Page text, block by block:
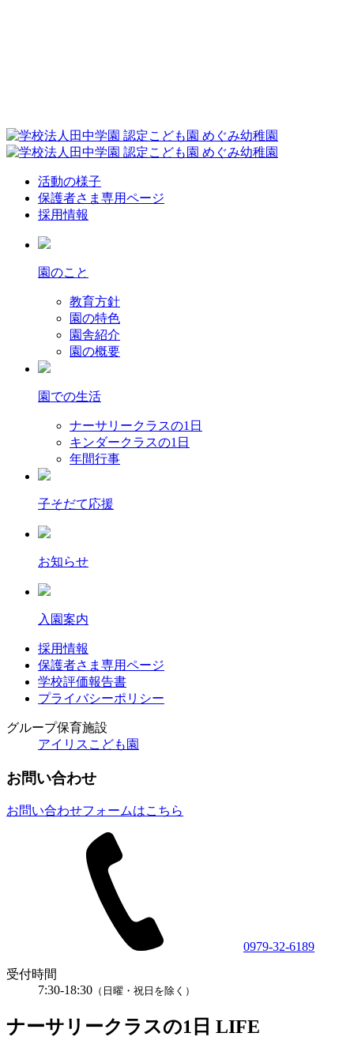
活動の様子
保護者さま専用ページ
採用情報
園のこと
教育方針
園の特色
園舎紹介
園の概要
園での生活
ナーサリークラスの1日
キンダークラスの1日
年間行事
子そだて応援
お知らせ
入園案内
採用情報
保護者さま専用ページ
学校評価報告書
プライバシーポリシー
グループ保育施設
アイリスこども園
お問い合わせ
お問い合わせフォームはこちら
0979-32-6189
受付時間
7:30-18:30 （日曜・祝日を除く）
ナーサリークラスの1日 LIFE